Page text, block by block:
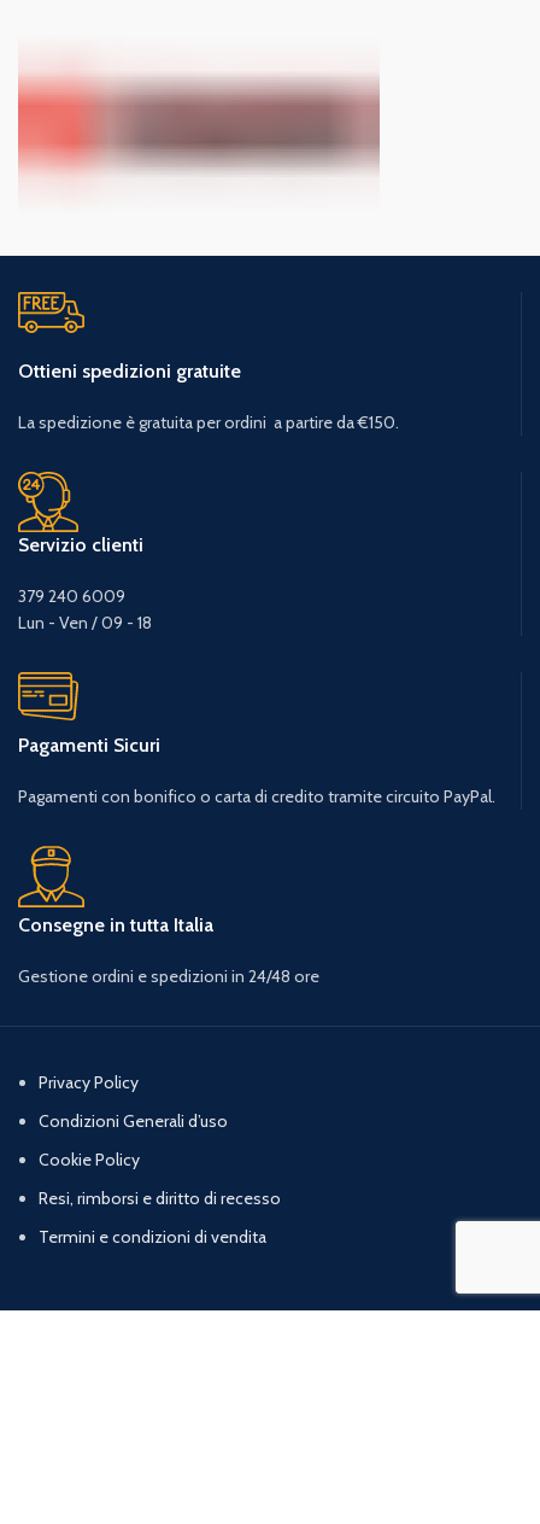
Ottieni spedizioni gratuite
La spedizione è gratuita per ordini a partire da €150.
Servizio clienti
379 240 6009
Lun - Ven / 09 - 18
Pagamenti Sicuri
Pagamenti con bonifico o carta di credito tramite circuito PayPal.
Consegne in tutta Italia
Gestione ordini e spedizioni in 24/48 ore
Privacy Policy
Condizioni Generali d’uso
Cookie Policy
Resi, rimborsi e diritto di recesso
Termini e condizioni di vendita